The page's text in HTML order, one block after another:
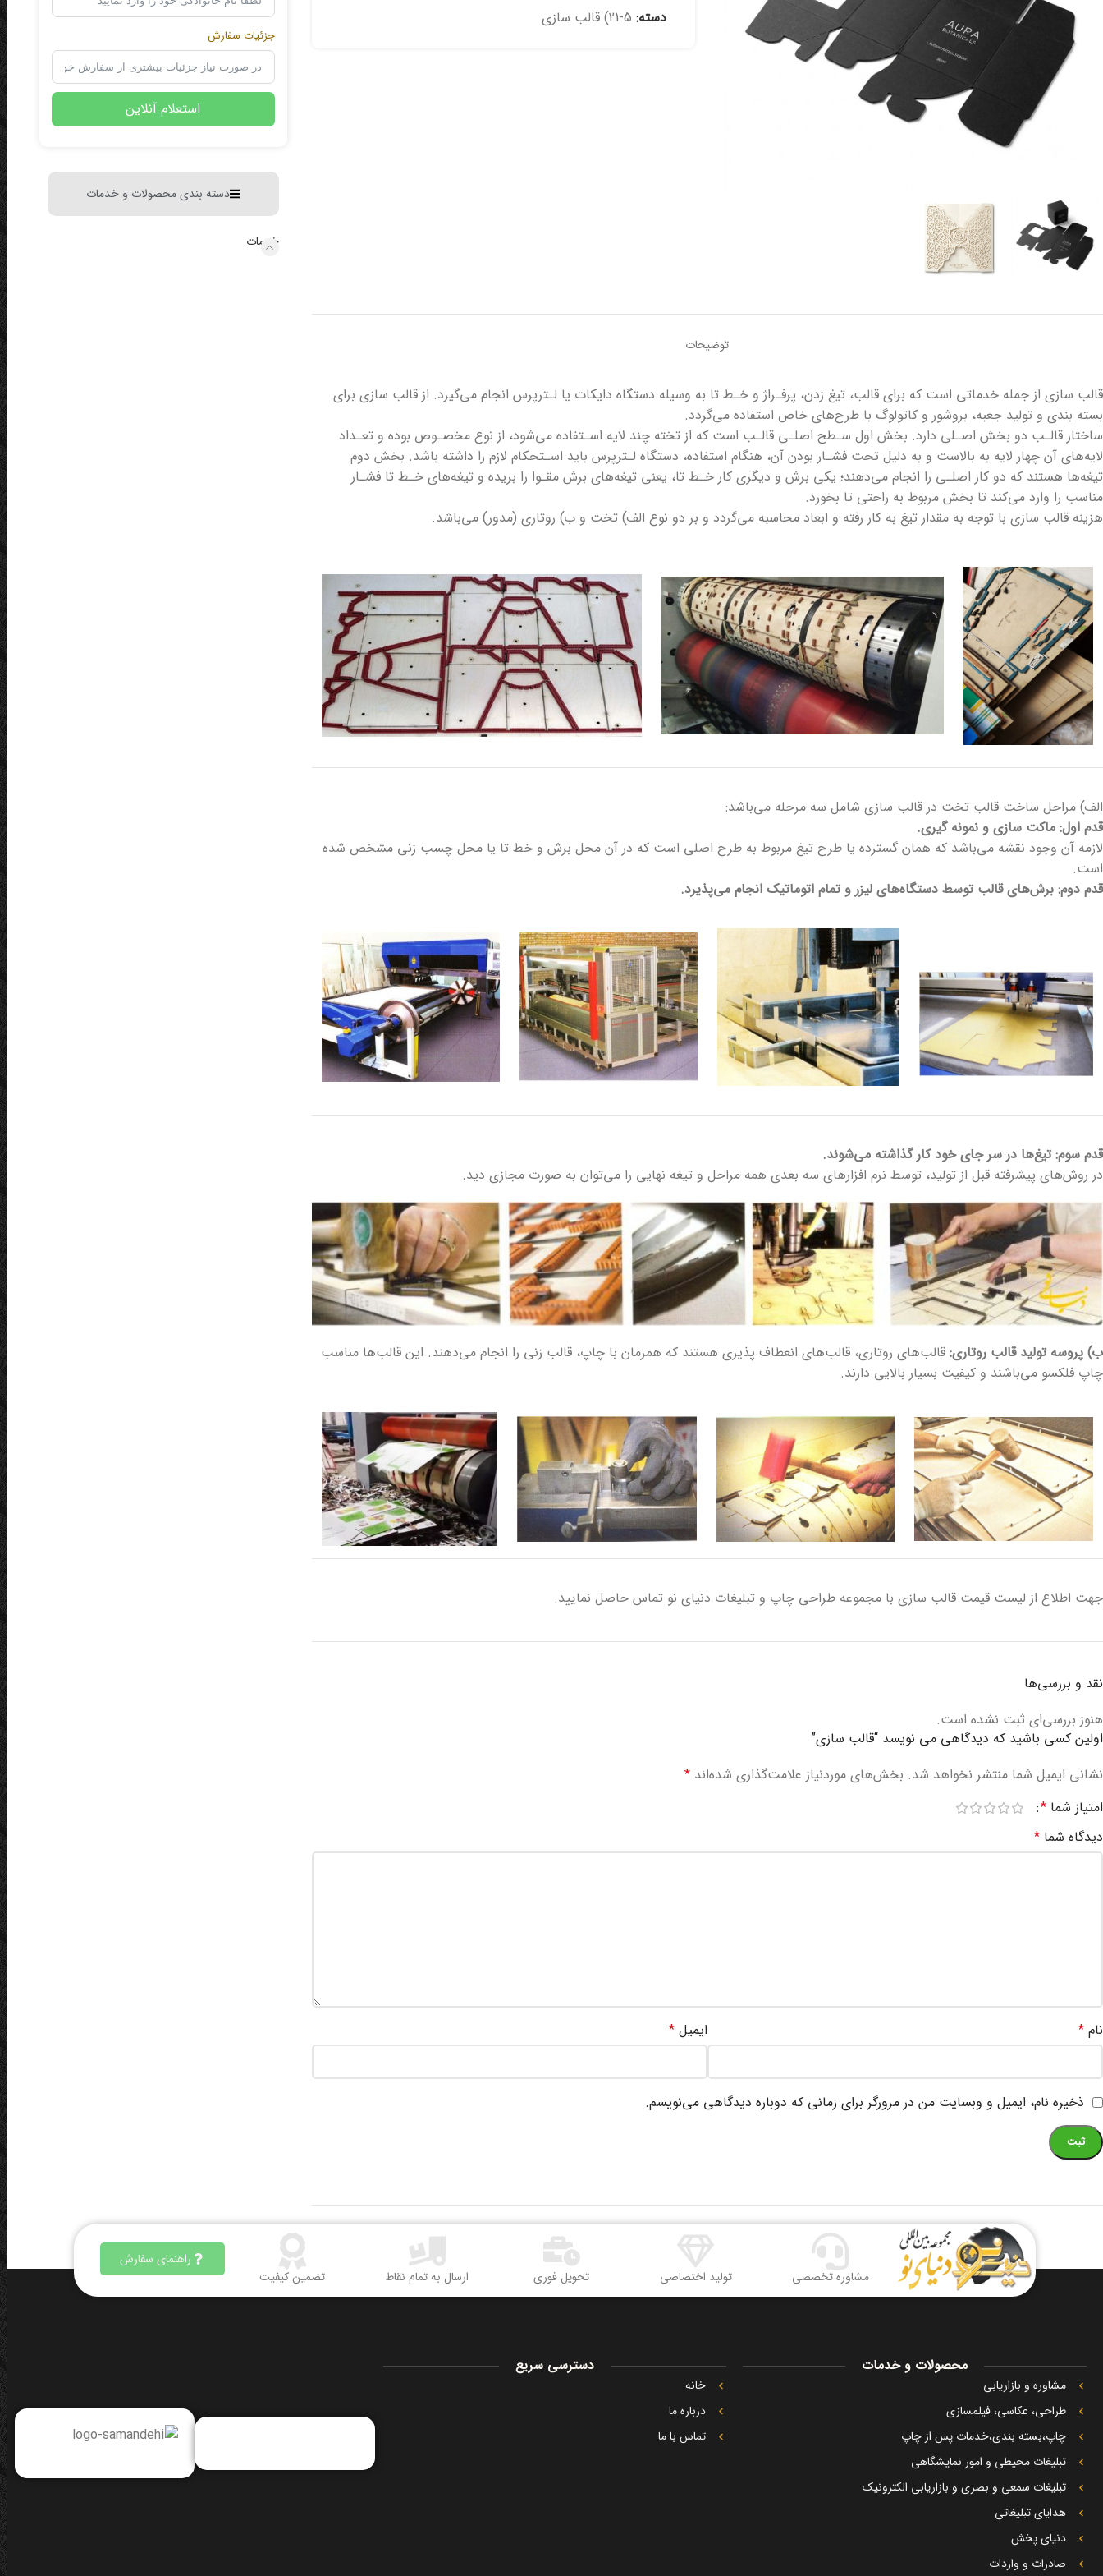
چاپ (حکاکی) لیزر و CNC
چاپ تامپو
چاپ دیجیتال, خدمات
صحافی
لیتوگرافی
چاپ حرارتی(عکس برگردان)(سابلی میشن)
چاپ روی سلفون
چاپ و رایت CD-DVD
دسته: 5-21) قالب سازی
توضیحات
قالب سازی از جمله خدماتی است که برای قالب، تیغ زدن، پرفـراژ و خـط تا به وسیله دستگاه دایکات یا لـترپرس انجام می‌گیرد. از قالب سازی برای
بسته بندی و تولید جعبه، بروشور و کاتولوگ با طرح‌های خاص استفاده می‌گردد.
ساختار قالـب دو بخش اصـلی دارد. بخش اول سـطح اصلـی قالـب است که از تخته چند لایه اسـتفاده می‌شود، از نوع مخصـوص بوده و تعـداد
لایه‌های آن چهار لایه به بالاست و به دلیل تحت فشـار بودن آن، هنگام استفاده، دستگاه لـترپرس باید اسـتحکام لازم را داشته باشد. بخش دوم
تیغه‌ها هستند که دو کار اصلـی را انجام می‌دهند؛ یکی برش و دیگری کار خـط تا، یعنی تیغه‌های برش مقـوا را بریده و تیغه‌های خـط تا فشـار
مناسب را وارد می‌کند تا بخش مربوط به راحتی تا بخورد.
هزینه قالب سازی با توجه به مقدار تیغ به کار رفته و ابعاد محاسبه می‌گردد و بر دو نوع الف) تخت و ب) روتاری (مدور) می‌باشد.
الف) مراحل ساخت قالب تخت در قالب سازی شامل سه مرحله می‌باشد:
قدم اول: ماکت سازی و نمونه گیری.
لازمه آن وجود نقشه می‌باشد که همان گسترده یا طرح تیغ مربوط به طرح اصلی است که در آن محل برش و خط تا یا محل چسب زنی مشخص شده
است.
قدم دوم: برش‌های قالب توسط دستگاه‌های لیزر و تمام اتوماتیک انجام می‌پذیرد.
قدم سوم: تیغ‌ها در سر جای خود کار گذاشته می‌شوند.
در روش‌های پیشرفته قبل از تولید، توسط نرم افزارهای سه بعدی همه مراحل و تیغه نهایی را می‌توان به صورت مجازی دید.
ب) پروسه تولید قالب روتاری: قالب‌های روتاری، قالب‌های انعطاف پذیری هستند که همزمان با چاپ، قالب زنی را انجام می‌دهند. این قالب‌ها مناسب
چاپ فلکسو می‌باشند و کیفیت بسیار بالایی دارند.
جهت اطلاع از لیست قیمت قالب سازی با مجموعه طراحی چاپ و تبلیغات دنیای نو تماس حاصل نمایید.
نقد و بررسی‌ها
هنوز بررسی‌ای ثبت نشده است.
اولین کسی باشید که دیدگاهی می نویسد “قالب سازی”
نشانی ایمیل شما منتشر نخواهد شد. بخش‌های موردنیاز علامت‌گذاری شده‌اند *
امتیاز شما *
دیدگاه شما *
نام * ایمیل*
ذخیره نام، ایمیل و وبسایت من در مرورگر برای زمانی که دوباره دیدگاهی می‌نویسم.
جزئیات سفارش
استعلام آنلاین
دسته بندی محصولات و خدمات
خدمات
راهنمای سفارش
تضمین کیفیت
ارسال به تمام نقاط تحویل فوری تولید اختصاصی مشاوره تخصصی
محصولات و خدمات
مشاوره و بازاریابی
طراحی، عکاسی، فیلمسازی
چاپ،بسته بندی،خدمات پس از چاپ
تبلیغات محیطی و امور نمایشگاهی
تبلیغات سمعی و بصری و بازاریابی الکترونیک
هدایای تبلیغاتی
دنیای پخش
صادرات و واردات
دسترسی سریع
خانه
درباره ما
تماس با ما